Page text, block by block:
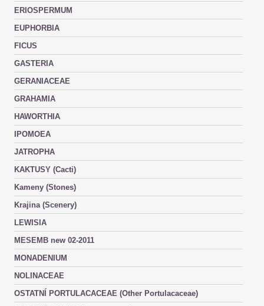
ERIOSPERMUM
EUPHORBIA
FICUS
GASTERIA
GERANIACEAE
GRAHAMIA
HAWORTHIA
IPOMOEA
JATROPHA
KAKTUSY (Cacti)
Kameny (Stones)
Krajina (Scenery)
LEWISIA
MESEMB new 02-2011
MONADENIUM
NOLINACEAE
OSTATNÍ PORTULACACEAE (Other Portulacaceae)